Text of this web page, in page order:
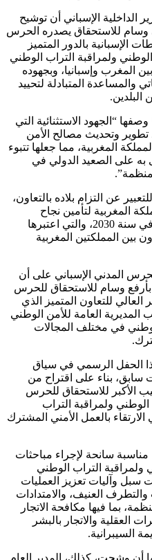
الداخلية الإسباني أن توشيح
للاستحقاق يصدره الحرس
الإسبانية بالدور المتميز
ولمراقبة التراب الوطني
المغرب وإسبانيا، وبجهوده
والمساعدة المتبادلة لتحييد
البلدين.
“الجهود الاستثنائية التي
وتحديث مصالح الأمن
المغربية، مما جعلها تتبوء
به على الصعيد الدولي في
عن التزام بلاده بالتعاون،
المغربية لتأمين نجاح
منافسات كأس العالم لكرة القدم في سنة 2030، والتي اعتبرها
بين المملكتين المغربية
المدني الإسباني على أن
وسام للاستحقاق للحرس
للتعاون المتميز الذي
العامة للأمن الوطني
في مختلف المجالات
الحفل الرسمي في سياق
سابق، بناء على اقتراح من
الأكبر للاستحقاق للحرس
الوطني ولمراقبة التراب
الارتقاء بالعمل الأمني المشترك
سانحة لإجراء مباحثات
ولمراقبة التراب الوطني
سبل وآليات تعزيز العمليات
العنيف، والامتدادات
بما فيها مكافحة الاتجار
العقلية والاتجار بالبشر
السيبرانية.
أن وشحت، كذلك، المدير العام